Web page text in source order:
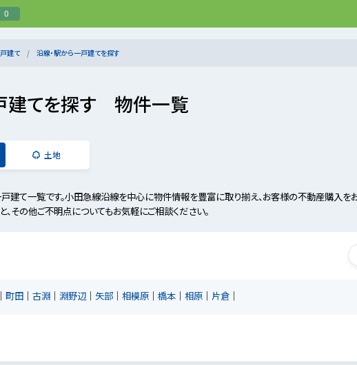
0
建て 沿線・駅から一戸建てを探す
建てを探す 物件一覧
土地
て一覧です。小田急線沿線を中心に物件情報を豊富に取り揃え、お客様の不動産購入を
、その他ご不明点についてもお気軽にご相談ください。
町田 古淵 淵野辺 矢部 相模原 橋本 相原 片倉